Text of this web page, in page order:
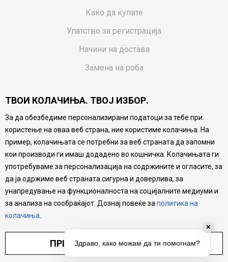
Како да купите
Упатство за регистрација
Начини на достава
Замена на роба
Ваучери
Product Finder
FAQs
Настојуваме да бидеме што попрецизни во описот на
производите, прикажување на слики и цени, но не
можеме да гарантираме дека сите информации се
комплетни и без грешка. Сите производи се дел од
нашата понуда, но не се подразбира дека мора да се
достапни во секој момент.
ТВОИ КОЛАЧИЊА. ТВОЈ ИЗБОР.
За да обезбедиме персонализирани податоци за тебе при
користење на оваа веб страна, ние користиме колачиња. На
пример, колачињата се потребни за веб страната да запомни
кои производи ги имаш додадено во кошничка. Колачињата ги
употребуваме за персонализација на содржините и огласите, за
да ја одржиме веб страната сигурна и доверлива, за
унапредување на функционалноста на социјалните медиуми и
за анализа на сообраќајот. Дознај повеќе за политика на
колачиња
ПРИЛАГОДИ ПОСТАВУВАЊА
✕
Здраво, како можам да ти помогнам?